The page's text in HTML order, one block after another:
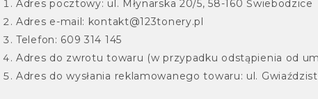
Adres pocztowy: ul. Młynarska 20/5, 58-160 Świebodzice
Adres e-mail: kontakt@123tonery.pl
Telefon: 609 314 145
Adres do zwrotu towaru (w przypadku odstąpienia od
Adres do wysłania reklamowanego towaru: ul.